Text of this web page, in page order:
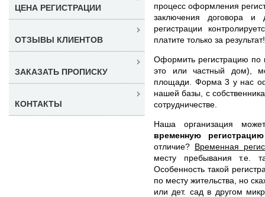
процесс оформления
заключения договора и
регистрации
платите только за результат!
Оформить регистрацию по
это или частный дом),
площади. Форма 3 у нас
нашей базы, с
сотрудничестве.
Наша организация
временную
отличие? Временная
месту пребывания т.е.
Особенность такой
по месту жительства, но
или дет. сад в другом
ЦЕНА РЕГИСТРАЦИИ
ОТЗЫВЫ КЛИЕНТОВ
ЗАКАЗАТЬ ПРОПИСКУ
КОНТАКТЫ